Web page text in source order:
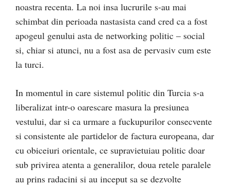
noastra recenta. La noi insa lucrurile s-au mai
schimbat din perioada nastasista cand cred ca a fost
apogeul genului asta de networking politic – social
si, chiar si atunci, nu a fost asa de pervasiv cum este
la turci.
In momentul in care sistemul politic din Turcia s-a
liberalizat intr-o oarescare masura la presiunea
vestului, dar si ca urmare a fuckupurilor consecvente
si consistente ale partidelor de factura europeana, dar
cu obiceiuri orientale, ce supravietuiau politic doar
sub privirea atenta a generalilor, doua retele paralele
au prins radacini si au inceput sa se dezvolte